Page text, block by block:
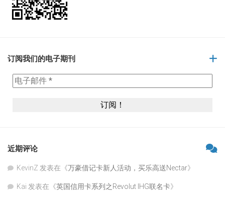
订阅我们的电子期刊
近期评论
KevinZ 发表在《万豪借记卡新人活动，买乐高送Nectar》
Kai 发表在《英国信用卡系列之Revolut IHG联名卡》